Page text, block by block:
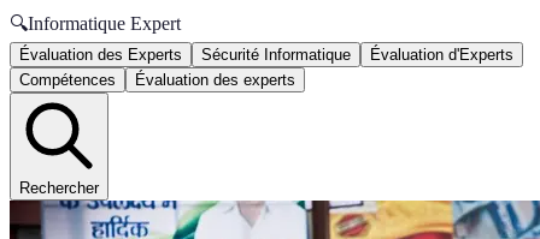
🔍Informatique Expert
Évaluation des Experts Sécurité Informatique
Évaluation d'Experts
Compétences
Évaluation des experts
Rechercher